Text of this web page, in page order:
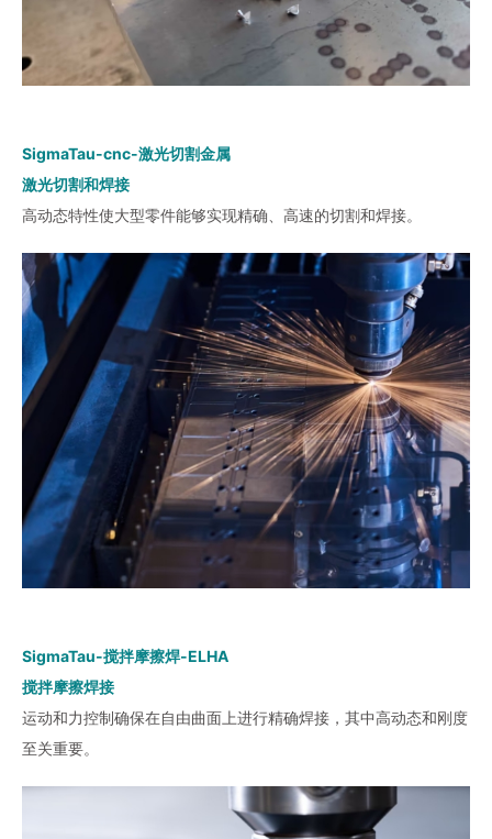
SigmaTau-cnc-激光切割金属
激光切割和焊接
高动态特性使大型零件能够实现精确、高速的切割和焊接。
SigmaTau-搅拌摩擦焊-ELHA
搅拌摩擦焊接
运动和力控制确保在自由曲面上进行精确焊接，其中高动态和刚度
至关重要。